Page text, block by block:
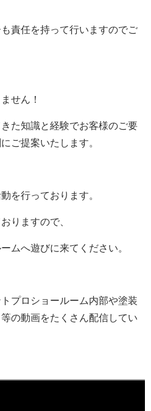
責任を持って行いますのでご
せん！
た知識と経験でお客様のご要
ご提案いたします。
を行っております。
りますので、
ムへ遊びに来てください。
プロショールーム内部や塗装
の動画をたくさん配信してい